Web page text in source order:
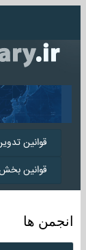
قوانین
قوانین بخش
انجمن ها